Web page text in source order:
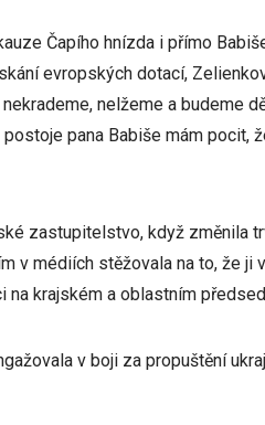
Čapího hnízda i přímo
evropských dotací,
nelžeme a budeme
pana Babiše mám pocit,
zastupitelstvo, když změnila
v médiích stěžovala na to, že ji
na krajském a oblastním
v boji za propuštění